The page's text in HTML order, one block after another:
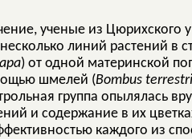
ученые из Цюрихского
линий растений в
) от одной материнской
шмелей (Bombus
группа опылялась
и содержание в их
каждого из